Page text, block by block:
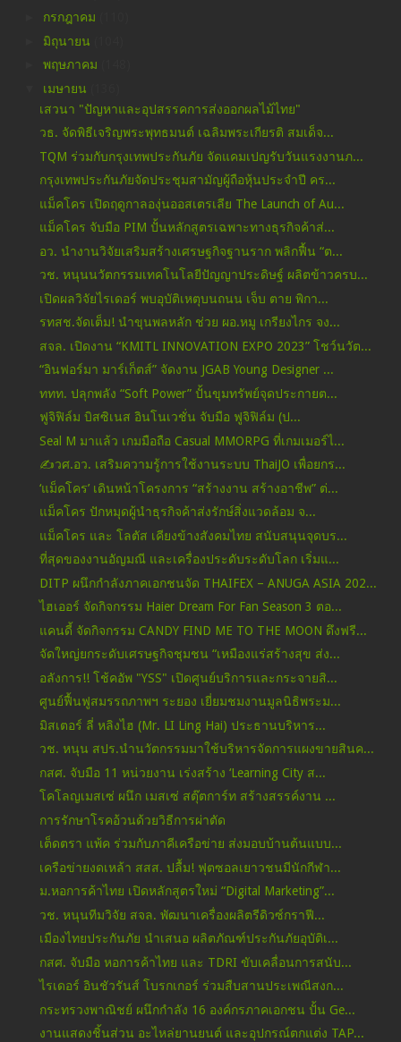
กรกฎาคม
มิถุนายน
พฤษภาคม
เมษายน
เสวนา "ปัญหาและอุปสรรคการส่งออกผลไม้ไทย"
วธ. จัดพิธีเจริญพระพุทธมนต์ เฉลิมพระเกียรติ สมเด็จ...
TQM ร่วมกับกรุงเทพประกันภัย จัดแคมเปญรับวันแรงงานภ...
กรุงเทพประกันภัยจัดประชุมสามัญผู้ถือหุ้นประจำปี คร...
แม็คโคร เปิดฤดูกาลองุ่นออสเตรเลีย The Launch of Au...
แม็คโคร จับมือ PIM ปั้นหลักสูตรเฉพาะทางธุรกิจค้าส่...
อว. นำงานวิจัยเสริมสร้างเศรษฐกิจฐานราก พลิกฟื้น “ต...
วช. หนุนนวัตกรรมเทคโนโลยีปัญญาประดิษฐ์ ผลิตข้าวครบ...
เปิดผลวิจัยไรเดอร์ พบอุบัติเหตุบนถนน เจ็บ ตาย พิกา...
รทสช.จัดเต็ม! นำขุนพลหลัก ช่วย ผอ.หมู เกรียงไกร จง...
สจล. เปิดงาน “KMITL INNOVATION EXPO 2023” โชว์นวัต...
“อินฟอร์มา มาร์เก็ตส์” จัดงาน JGAB Young Designer ...
ททท. ปลุกพลัง “Soft Power” ปั้นขุมทรัพย์จุดประกายต...
ฟูจิฟิล์ม บิสซิเนส อินโนเวชั่น จับมือ ฟูจิฟิล์ม (ป...
Seal M มาแล้ว เกมมือถือ Casual MMORPG ที่เกมเมอร์ไ...
✍️วศ.อว. เสริมความรู้การใช้งานระบบ ThaiJO เพื่อยกร...
‘แม็คโคร’ เดินหน้าโครงการ “สร้างงาน สร้างอาชีพ” ต่...
แม็คโคร ปักหมุดผู้นำธุรกิจค้าส่งรักษ์สิ่งแวดล้อม จ...
แม็คโคร และ โลตัส เคียงข้างสังคมไทย สนับสนุนจุดบร...
ที่สุดของงานอัญมณี และเครื่องประดับระดับโลก เริ่มแ...
DITP ผนึกกำลังภาคเอกชนจัด THAIFEX – ANUGA ASIA 202...
ไฮเออร์ จัดกิจกรรม Haier Dream For Fan Season 3 ตอ...
แคนดี้ จัดกิจกรรม CANDY FIND ME TO THE MOON ดึงฟรี...
จัดใหญ่ยกระดับเศรษฐกิจชุมชน “เหมืองแร่สร้างสุข ส่ง...
อลังการ!! โช้คอัพ "YSS" เปิดศูนย์บริการและกระจายสิ...
ศูนย์ฟื้นฟูสมรรถภาพฯ ระยอง เยี่ยมชมงานมูลนิธิพระม...
มิสเตอร์ ลี่ หลิงไฮ (Mr. LI Ling Hai) ประธานบริหาร...
วช. หนุน สปร.นำนวัตกรรมมาใช้บริหารจัดการแผงขายสินค...
กสศ. จับมือ 11 หน่วยงาน เร่งสร้าง ‘Learning City ส...
โคโลญเมสเซ่ ผนึก เมสเซ่ สตุ๊ตการ์ท สร้างสรรค์งาน ...
การรักษาโรคอ้วนด้วยวิธีการผ่าตัด
เต็ดตรา แพ้ค ร่วมกับภาคีเครือข่าย ส่งมอบบ้านต้นแบบ...
เครือข่ายงดเหล้า สสส. ปลื้ม! ฟุตซอลเยาวชนมีนักกีฬา...
ม.หอการค้าไทย เปิดหลักสูตรใหม่ “Digital Marketing”...
วช. หนุนทีมวิจัย สจล. พัฒนาเครื่องผลิตรีดิวซ์กราฟี...
เมืองไทยประกันภัย นำเสนอ ผลิตภัณฑ์ประกันภัยอุบัติเ...
กสศ. จับมือ หอการค้าไทย และ TDRI ขับเคลื่อนการสนับ...
ไรเดอร์ อินชัวรันส์ โบรกเกอร์ ร่วมสืบสานประเพณีสงก...
กระทรวงพาณิชย์ ผนึกกำลัง 16 องค์กรภาคเอกชน ปั้น Ge...
งานแสดงชิ้นส่วน อะไหล่ยานยนต์ และอุปกรณ์ตกแต่ง TAP...